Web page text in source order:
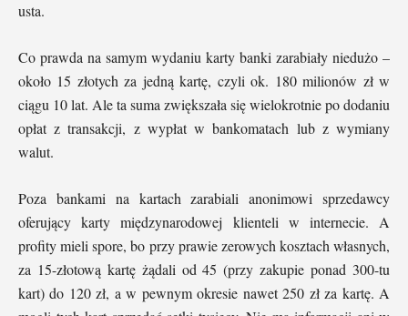
usta.
Co prawda na samym wydaniu karty banki zarabiały niedużo –
około 15 złotych za jedną kartę, czyli ok. 180 milionów zł w
ciągu 10 lat. Ale ta suma zwiększała się wielokrotnie po dodaniu
opłat z transakcji, z wypłat w bankomatach lub z wymiany
walut.
Poza bankami na kartach zarabiali anonimowi sprzedawcy
oferujący karty międzynarodowej klienteli w internecie. A
profity mieli spore, bo przy prawie zerowych kosztach własnych,
za 15-złotową kartę żądali od 45 (przy zakupie ponad 300-tu
kart) do 120 zł, a w pewnym okresie nawet 250 zł za kartę. A